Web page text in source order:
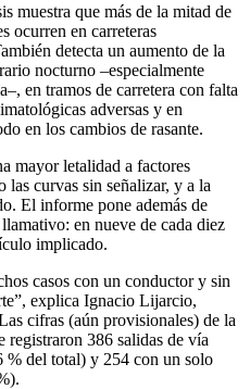
muestra que más de la mitad de
ocurren en carreteras
detecta un aumento de la
nocturno –especialmente
en tramos de carretera con falta
adversas y en
en los cambios de rasante.
mayor letalidad a factores
las curvas sin señalizar, y a la
El informe pone además de
en nueve de cada diez
implicado.
casos con un conductor y sin
explica Ignacio Lijarcio,
cifras (aún provisionales) de la
386 salidas de vía
% del total) y 254 con un solo